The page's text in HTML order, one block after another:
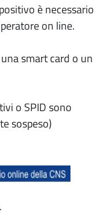
è necessario
on line.
smart card o un
o SPID sono
sospeso)